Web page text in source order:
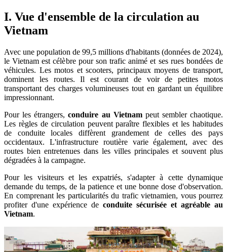
I. Vue d'ensemble de la circulation au
Vietnam
Avec une population de 99,5 millions d'habitants (données de 2024),
le Vietnam est célèbre pour son trafic animé et ses rues bondées de
véhicules. Les motos et scooters, principaux moyens de transport,
dominent les routes. Il est courant de voir de petites motos
transportant des charges volumineuses tout en gardant un équilibre
impressionnant.
Pour les étrangers,conduire au Vietnampeut sembler chaotique.
Les règles de circulation peuvent paraître flexibles et les habitudes
de conduite locales diffèrent grandement de celles des pays
occidentaux. L'infrastructure routière varie également, avec des
routes bien entretenues dans les villes principales et souvent plus
dégradées à la campagne.
Pour les visiteurs et les expatriés, s'adapter à cette dynamique
demande du temps, de la patience et une bonne dose d'observation.
En comprenant les particularités du trafic vietnamien, vous pourrez
profiter d'une expérience de conduite sécurisée et agréable au
Vietnam.